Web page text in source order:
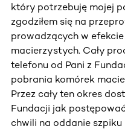
który potrzebuję mojej
zgodziłem się na
prowadzących w
macierzystych. Cały
telefonu od Pani z
pobrania komórek
Przez cały ten okres
Fundacji jak
chwili na oddanie szpiku